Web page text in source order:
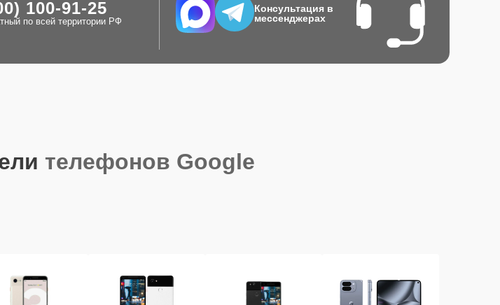
100-91-25
по всей территории РФ
Консультация в
мессенджерах
телефонов Google